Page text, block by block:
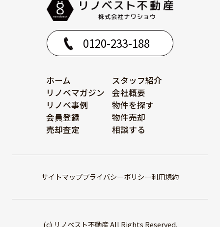
0120-233-188
ホーム
スタッフ紹介
リノベマガジン
会社概要
リノベ事例
物件を探す
会員登録
物件売却
売却査定
相談する
サイトマッププライバシーポリシー利用規約
(c) リノベスト不動産 All Rights Reserved.